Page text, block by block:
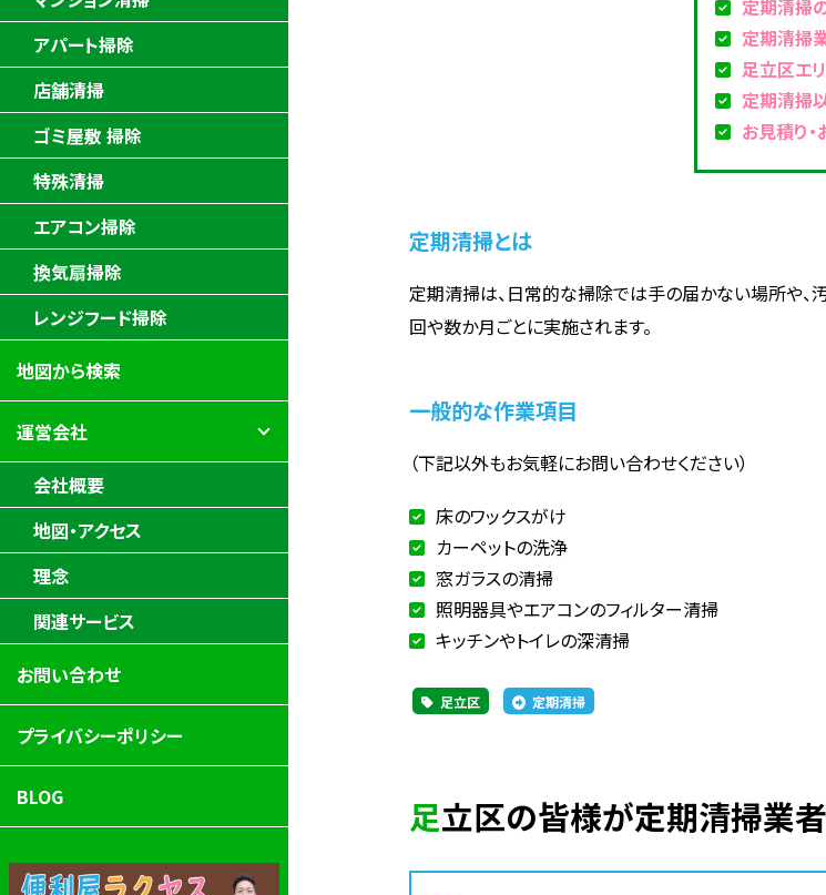
定期清掃
定期清掃
足立区エ
定期清掃
お見積り
定期清掃とは
定期清掃は、日常的な掃除では手の届かない場所や、
回や数か月ごとに実施されます。
一般的な作業項目
（下記以外もお気軽にお問い合わせください）
床のワックスがけ
カーペットの洗浄
窓ガラスの清掃
照明器具やエアコンのフィルター清掃
キッチンやトイレの深清掃
足立区 定期清掃
足立区の皆様が定期清掃業
アパート掃除
店舗清掃
ゴミ屋敷 掃除
特殊清掃
エアコン掃除
換気扇掃除
レンジフード掃除
地図から検索
運営会社
会社概要
地図・アクセス
理念
関連サービス
お問い合わせ
プライバシーポリシー
BLOG